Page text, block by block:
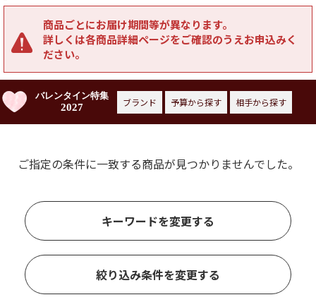
商品ごとにお届け期間等が異なります。
詳しくは各商品詳細ページをご確認のうえお申込みく
ださい。
バレンタイン特集
2027 ブランド 予算から探す 相手から探す
ご指定の条件に一致する商品が見つかりませんでした。
キーワードを変更する
絞り込み条件を変更する